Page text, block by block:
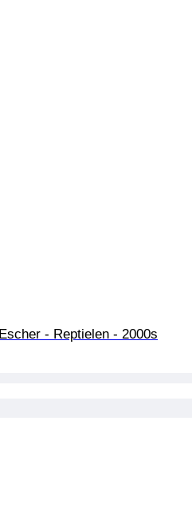
- Reptielen - 2000s